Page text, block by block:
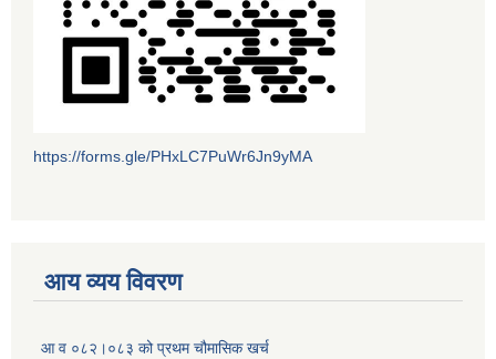
https://forms.gle/PHxLC7PuWr6Jn9yMA
आय व्यय विवरण
आ व ०८२।०८३ को प्रथम चौमासिक खर्च